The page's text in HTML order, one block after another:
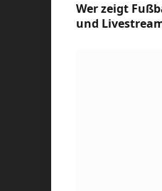
Wer zeigt
und